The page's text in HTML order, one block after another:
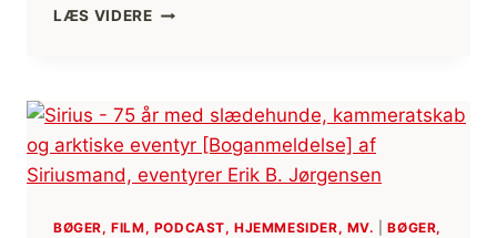
LÆS VIDEREKANOTUR
FIF
TIL
EN
TUR
BØGER, FILM, PODCAST, HJEMMESIDER, MV. |BØGER,